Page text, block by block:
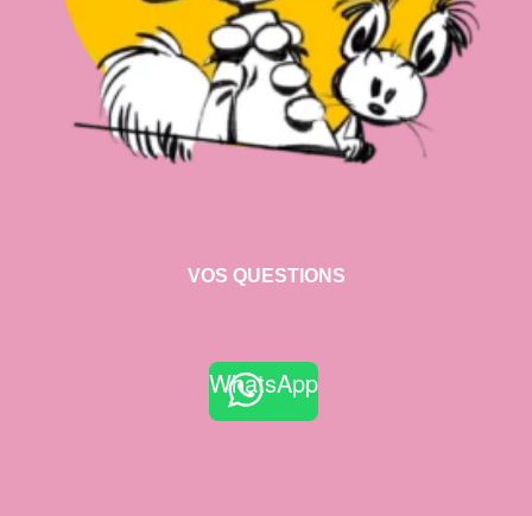
VOS QUESTIONS
WhatsApp